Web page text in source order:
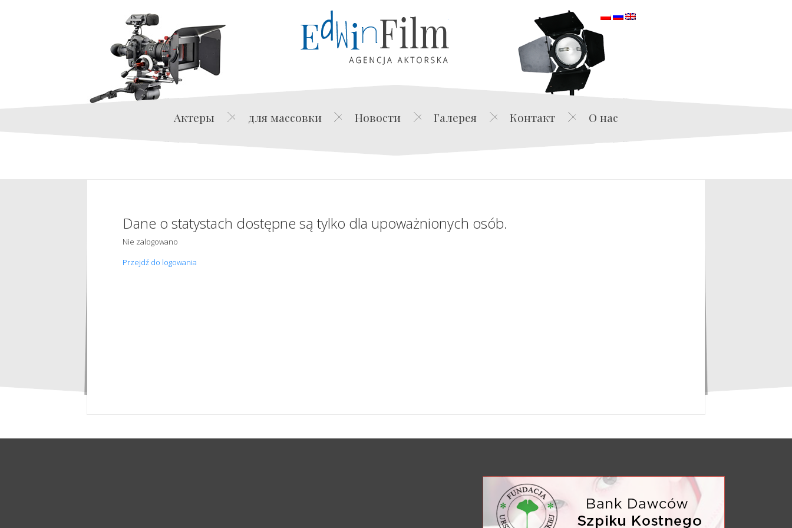
Edwin Film Agencja Aktorska
Актеры для массовки Новости Галерея Контакт О нас
Dane o statystach dostępne są tylko dla upoważnionych osób.
Nie zalogowano
Przejdź do logowania